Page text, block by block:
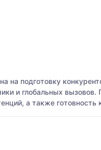
подготовку
и глобальных
а также